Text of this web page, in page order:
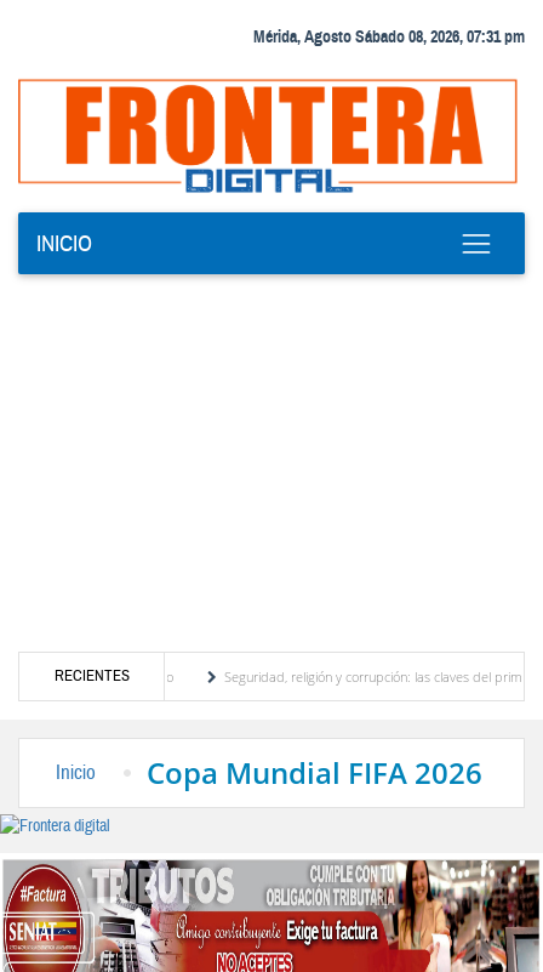
Mérida, Agosto Sábado 08, 2026, 07:31 pm
INICIO
RECIENTES
turístico merideño
Seguridad, religión y corrupción: las claves del primer
Inicio Copa Mundial FIFA 2026